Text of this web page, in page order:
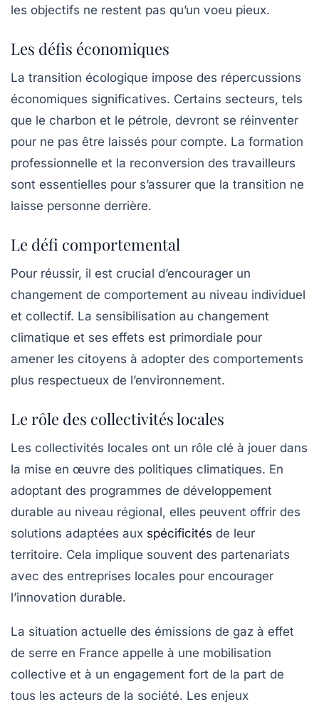
les objectifs ne restent pas qu’un voeu pieux.
Les défis économiques
La transition écologique impose des répercussions
économiques significatives. Certains secteurs, tels
que le charbon et le pétrole, devront se réinventer
pour ne pas être laissés pour compte. La formation
professionnelle et la reconversion des travailleurs
sont essentielles pour s’assurer que la transition ne
laisse personne derrière.
Le défi comportemental
Pour réussir, il est crucial d’encourager un
changement de comportement au niveau individuel
et collectif. La sensibilisation au changement
climatique et ses effets est primordiale pour
amener les citoyens à adopter des comportements
plus respectueux de l’environnement.
Le rôle des collectivités locales
Les collectivités locales ont un rôle clé à jouer dans
la mise en œuvre des politiques climatiques. En
adoptant des programmes de développement
durable au niveau régional, elles peuvent offrir des
solutions adaptées aux spécificités de leur
territoire. Cela implique souvent des partenariats
avec des entreprises locales pour encourager
l’innovation durable.
La situation actuelle des émissions de gaz à effet
de serre en France appelle à une mobilisation
collective et à un engagement fort de la part de
tous les acteurs de la société. Les enjeux